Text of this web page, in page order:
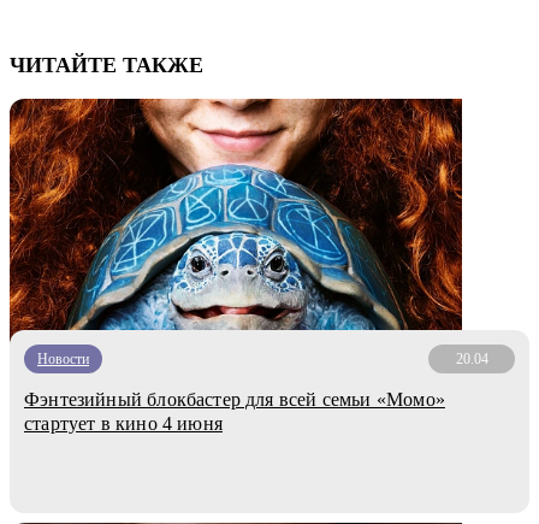
ЧИТАЙТЕ ТАКЖЕ
Новости 20.04
Фэнтезийный блокбастер для всей семьи «Момо»
стартует в кино 4 июня